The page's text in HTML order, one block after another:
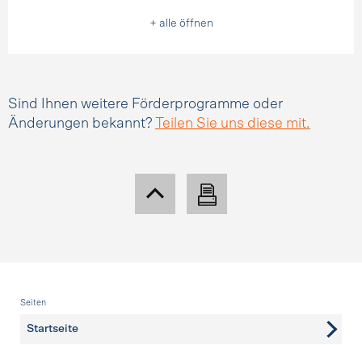
+ alle öffnen
Sind Ihnen weitere Förderprogramme oder
Änderungen bekannt?
Teilen Sie uns diese mit.
Fusszeile
Seiten
Startseite